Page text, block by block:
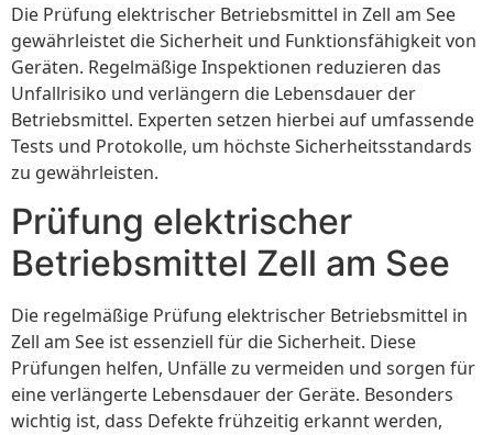
Die Prüfung elektrischer Betriebsmittel in Zell am See
gewährleistet die Sicherheit und Funktionsfähigkeit von
Geräten. Regelmäßige Inspektionen reduzieren das
Unfallrisiko und verlängern die Lebensdauer der
Betriebsmittel. Experten setzen hierbei auf umfassende
Tests und Protokolle, um höchste Sicherheitsstandards
zu gewährleisten.
Prüfung elektrischer
Betriebsmittel Zell am See
Die regelmäßige Prüfung elektrischer Betriebsmittel in
Zell am See ist essenziell für die Sicherheit. Diese
Prüfungen helfen, Unfälle zu vermeiden und sorgen für
eine verlängerte Lebensdauer der Geräte. Besonders
wichtig ist, dass Defekte frühzeitig erkannt werden,